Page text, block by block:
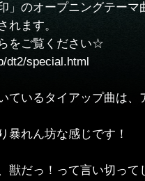
」のオープニングテーマ
れます。
をご覧ください☆
dt2/special.html
ているタイアップ曲は、
暴れん坊な感じです！
獣だっ！って言い切って